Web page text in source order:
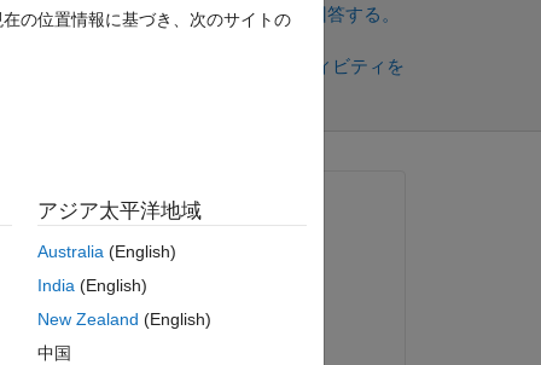
サインインしてこの質問に回答する。
サインインしてアクティビティを
質問済み:
2019 年 11 月 1 日
コメント済み:
の位置情報に基づき、次のサイトの
アジア太平洋地域
Australia(English)
India(English)
New Zealand (English)
中国